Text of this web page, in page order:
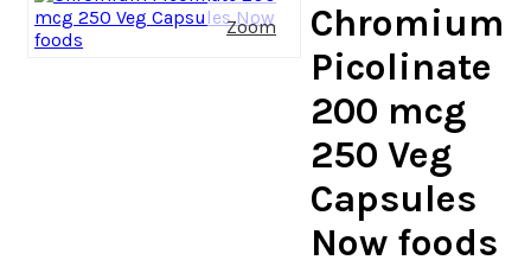
Zoom
Chromium
Picolinate
200 mcg
250 Veg
Capsules
Now foods